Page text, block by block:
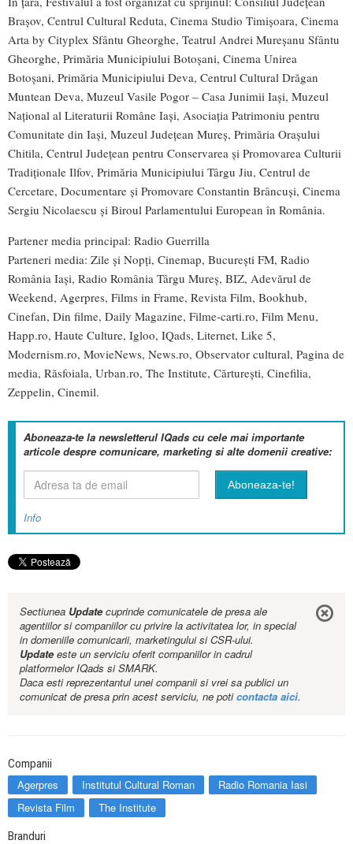
Brașov, Centrul Cultural Reduta, Cinema Studio Timișoara, Cinema
Arta by Cityplex Sfântu Gheorghe, Teatrul Andrei Mureșanu Sfântu
Gheorghe, Primăria Municipiului Botoșani, Cinema Unirea
Botoșani, Primăria Municipiului Deva, Centrul Cultural Drăgan
Muntean Deva, Muzeul Vasile Pogor – Casa Junimii Iași, Muzeul
Național al Literaturii Române Iași, Asociația Patrimoniu pentru
Comunitate din Iași, Muzeul Județean Mureș, Primăria Orașului
Chitila, Centrul Județean pentru Conservarea și Promovarea Culturii
Tradiționale Ilfov, Primăria Municipiului Târgu Jiu, Centrul de
Cercetare, Documentare și Promovare Constantin Brâncuși, Cinema
Sergiu Nicolaescu și Biroul Parlamentului European în România.
Partener media principal: Radio Guerrilla
Parteneri media: Zile și Nopți, Cinemap, București FM, Radio
România Iași, Radio România Târgu Mureș, BIZ, Adevărul de
Weekend, Agerpres, Films in Frame, Revista Film, Bookhub,
Cinefan, Din filme, Daily Magazine, Filme-carti.ro, Film Menu,
Happ.ro, Haute Culture, Igloo, IQads, Liternet, Like 5,
Modernism.ro, MovieNews, News.ro, Observator cultural, Pagina de
media, Răsfoiala, Urban.ro, The Institute, Cărturești, Cinefilia,
Zeppelin, Cinemil.
Aboneaza-te la newsletterul IQads cu cele mai importante
articole despre comunicare, marketing si alte domenii creative:
Info
Sectiunea Updatecuprinde comunicatele de presa ale
agentiilor si companiilor cu privire la activitatea lor, in special
in domeniile comunicarii, marketingului si CSR-ului.
Updateeste un serviciu oferit companiilor in cadrul
platformelor IQads si SMARK.
Daca esti reprezentantul unei companii si vrei sa publici un
comunicat de presa prin acest serviciu, ne poticontacta aici.
Companii
Agerpres Institutul Cultural Roman
Radio Romania Iasi
Revista Film
The Institute
Branduri